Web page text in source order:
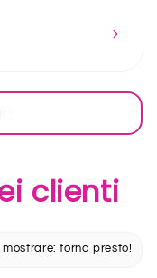
clienti
torna presto!